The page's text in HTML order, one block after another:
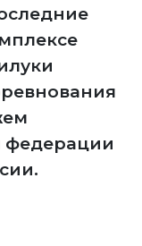
федерации